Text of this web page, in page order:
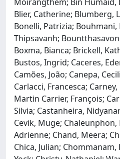
Blier, Catherine; Blumberg,
Bonelli, Patrizia;
Thipsavanh;
Boxma, Bianca; Brickell,
Bustos, Ingrid; Caceres,
Camões, João; Canepa,
Carlacci, Francesca;
Martin Carrier, François;
Silvia; Castanheira,
Cevik, Muge; Chaleunphon,
Adrienne; Chand, Meera;
Chica, Julian;